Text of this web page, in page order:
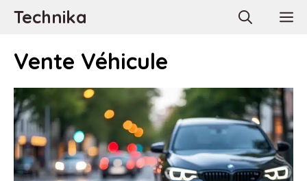
AllerTechnika
Vente Véhicule